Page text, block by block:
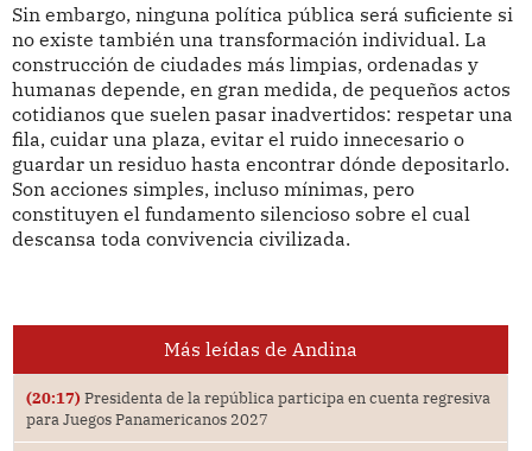
Sin embargo, ninguna política pública será suficiente si
no existe también una transformación individual. La
construcción de ciudades más limpias, ordenadas y
humanas depende, en gran medida, de pequeños actos
cotidianos que suelen pasar inadvertidos: respetar una
fila, cuidar una plaza, evitar el ruido innecesario o
guardar un residuo hasta encontrar dónde depositarlo.
Son acciones simples, incluso mínimas, pero
constituyen el fundamento silencioso sobre el cual
descansa toda convivencia civilizada.
Más leídas de Andina
(20:17) Presidenta de la república participa en cuenta regresiva
para Juegos Panamericanos 2027